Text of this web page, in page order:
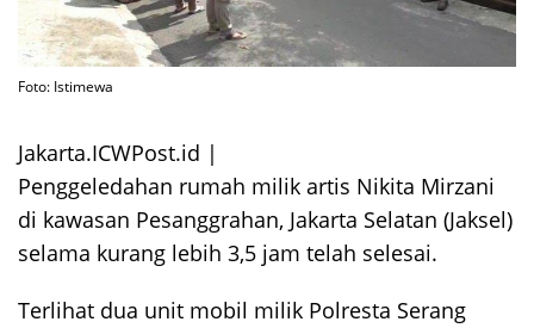
Foto: Istimewa
Jakarta.ICWPost.id |
Penggeledahan rumah milik artis Nikita Mirzani
di kawasan Pesanggrahan, Jakarta Selatan (Jaksel)
selama kurang lebih 3,5 jam telah selesai.
Terlihat dua unit mobil milik Polresta Serang